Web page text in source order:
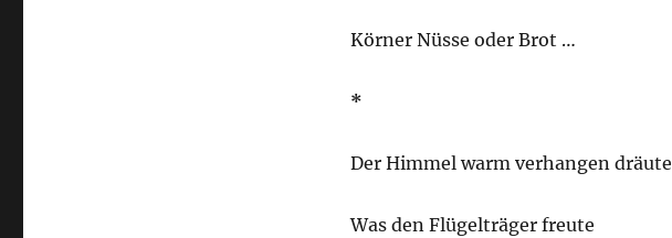
Körner Nüsse oder Brot …
*
Der Himmel warm verhangen dräute
Was den Flügelträger freute